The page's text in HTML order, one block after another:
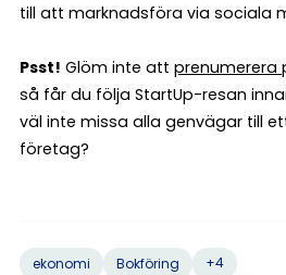
till att marknadsföra via sociala
Psst! Glöm inte att prenumerera
så får du följa StartUp-resan
väl inte missa alla genvägar till
företag?
ekonomi Bokföring
+4